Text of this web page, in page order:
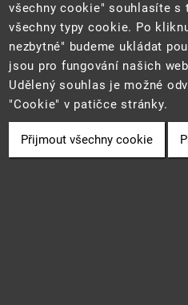
Tento web je součástí
(STAR) projektu "Platforma pro
(CZ.06.3.05/0.0/0.0/16_028/
2021 ©CENIA a Ministerstvo
poskytovány v souladu se
přístupu k
všechny cookie" souhlasíte s
všechny typy cookie. Po
nezbytné" budeme ukládat
jsou pro fungování našich
Udělený souhlas je možné
"Cookie" v patičce stránky.
Přijmout všechny cookie